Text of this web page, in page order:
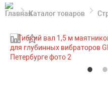
Каталог товаров